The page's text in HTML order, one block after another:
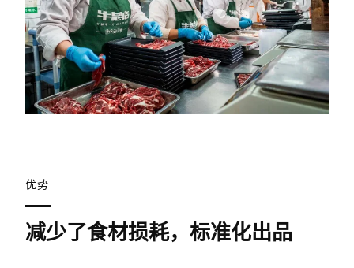
优势
减少了食材损耗，标准化出品